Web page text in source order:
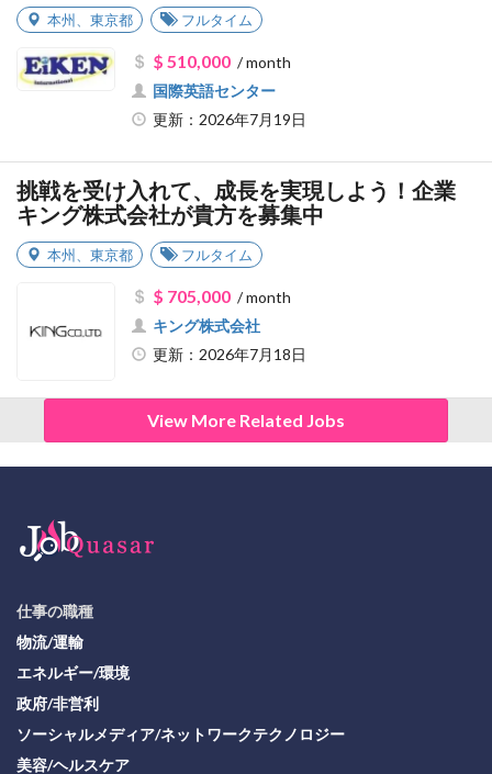
本州、 東京都 フルタイム
$ 510,000/ month
国際英語センター
更新：2026年7月19日
挑戦を受け入れて、成長を実現しよう！企業
キング株式会社が貴方を募集中
本州、 東京都 フルタイム
$ 705,000/ month
キング株式会社
更新：2026年7月18日
View More Related Jobs
仕事の職種
物流/運輸
エネルギー/環境
政府/非営利
ソーシャルメディア/ネットワークテクノロジー
美容/ヘルスケア